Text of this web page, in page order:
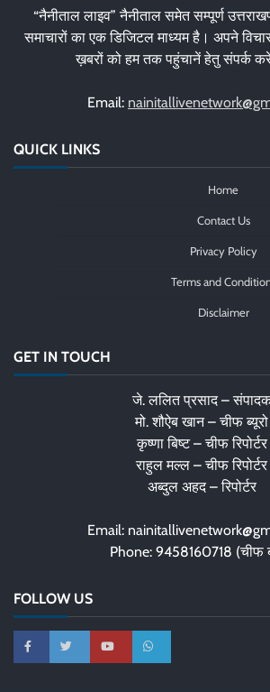
“नैनीताल लाइव” नैनीताल समेत सम्पूर्ण
समाचारों का एक डिजिटल माध्यम है। अपने
ख़बरों को हम तक पहुंचानें हेतु संपर्क
Email:
QUICK LINKS
Home
Contact Us
Privacy Policy
Terms and
Disclaimer
GET IN TOUCH
जे. ललित प्रसाद –
मो. शौऐब खान – चीफ ब्यूरो
कृष्णा बिष्ट – चीफ रिपोर्टर
राहुल मल्ल – चीफ रिपोर्टर
अब्दुल अहद – रिपोर्टर
Email:
Phone: 9458160718 (चीफ
FOLLOW US